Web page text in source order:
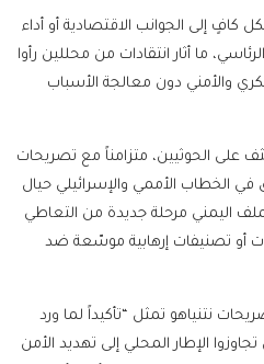
كافٍ إلى الجوانب الاقتصادية أو أداء
ما أثار انتقادات من محللين رأوا
والأمني دون معالجة الأسباب
على الحوثيين، متزامناً مع تصريحات
الخطاب الأممي والإسرائيلي حيال
اليمني مرحلة جديدة من التعاطي
أو تصنيفات إرهابية موسّعة ضد
نتنياهو تمثل “تأكيداً لما ورد
الإطار المحلي إلى تهديد الأمن